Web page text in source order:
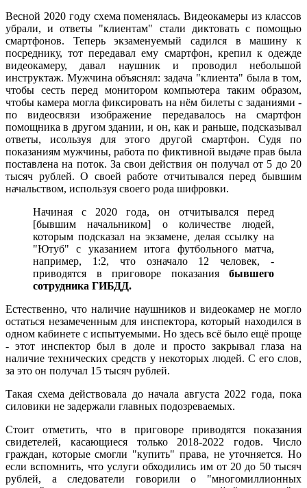
Весной 2020 году схема поменялась. Видеокамеры из классов
убрали, и ответы "клиентам" стали диктовать с помощью
смартфонов. Теперь экзаменуемый садился в машину к
посреднику, тот передавал ему смартфон, крепил к одежде
видеокамеру, давал наушник и проводил небольшой
инструктаж. Мужчина объяснял: задача "клиента" была в том,
чтобы сесть перед монитором компьютера таким образом,
чтобы камера могла фиксировать на нём билеты с заданиями -
по видеосвязи изображение передавалось на смартфон
помощника в другом здании, и он, как и раньше, подсказывал
ответы, исользуя для этого другой смартфон. Судя по
показаниям мужчины, работа по фиктивной выдаче прав была
поставлена на поток. За свои действия он получал от 5 до 20
тысяч рублей. О своей работе отчитывался перед бывшим
начальством, используя своего рода шифровки.
Начиная с 2020 года, он отчитывался перед
[бывшим начальником] о количестве людей,
которым подсказал на экзамене, делая ссылку на
"Ютуб" с указанием итога футбольного матча,
например, 1:2, что означало 12 человек, -
приводятся в приговоре показания бывшего
сотрудника ГИБДД.
Естественно, что наличие наушников и видеокамер не могло
остаться незамеченным для инспектора, который находился в
одном кабинете с испытуемыми. Но здесь всё было ещё проще
- этот инспектор был в доле и просто закрывал глаза на
наличие технических средств у некоторых людей. С его слов,
за это он получал 15 тысяч рублей.
Такая схема действовала до начала августа 2022 года, пока
силовики не задержали главных подозреваемых.
Стоит отметить, что в приговоре приводятся показания
свидетелей, касающиеся только 2018-2022 годов. Число
граждан, которые смогли "купить" права, не уточняется. Но
если вспомнить, что услуги обходились им от 20 до 50 тысяч
рублей, а следователи говорили о "многомиллионных